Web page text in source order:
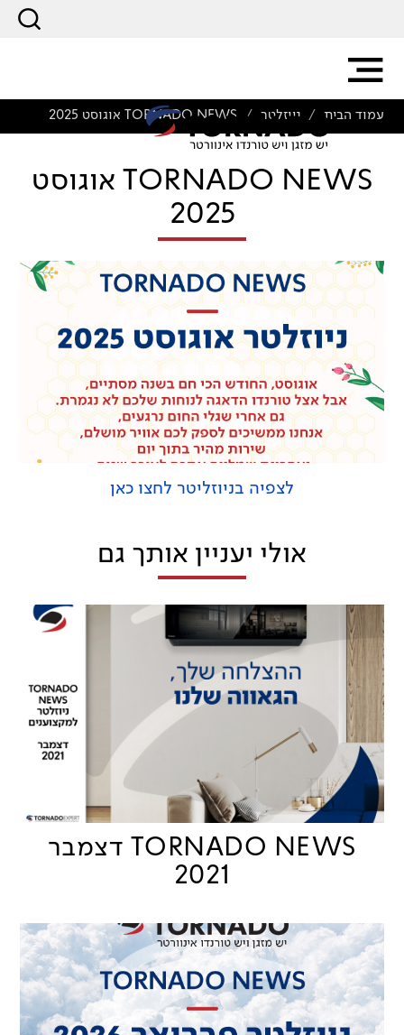
עמוד הבית / ניוזלטר / TORNADO NEWS אוגוסט 2025
TORNADO NEWS אוגוסט
2025
לצפיה בניוזליטר לחצו כאן
אולי יעניין אותך גם
TORNADO NEWS דצמבר
2021